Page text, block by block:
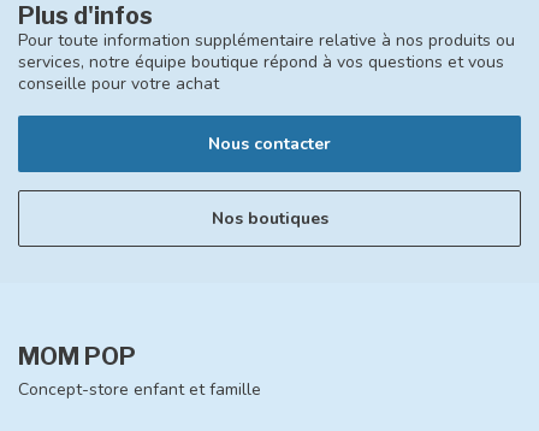
Plus d'infos
Pour toute information supplémentaire relative à nos produits ou
services, notre équipe boutique répond à vos questions et vous
conseille pour votre achat
Nous contacter
Nos boutiques
MOM POP
Concept-store enfant et famille